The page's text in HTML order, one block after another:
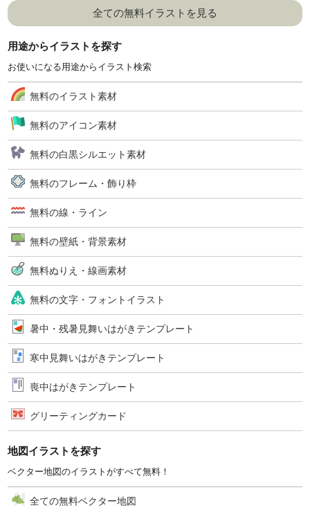
全ての無料イラストを見る
用途からイラストを探す
お使いになる用途からイラスト検索
無料のイラスト素材
無料のアイコン素材
無料の白黒シルエット素材
無料のフレーム・飾り枠
無料の線・ライン
無料の壁紙・背景素材
無料ぬりえ・線画素材
無料の文字・フォントイラスト
暑中・残暑見舞いはがきテンプレート
寒中見舞いはがきテンプレート
喪中はがきテンプレート
グリーティングカード
地図イラストを探す
ベクター地図のイラストがすべて無料！
全ての無料ベクター地図